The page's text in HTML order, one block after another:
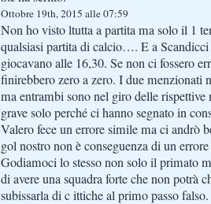
Ottobre 19th, 2015 alle 07:59
Non ho visto ltutta a partita ma solo il 1
qualsiasi partita di calcio…. E a
giocavano alle 16,30. Se non ci fossero
finirebbero zero a zero. I due menzionati
ma entrambi sono nel giro delle
grave solo perché ci hanno segnato in
Valero fece un errore simile ma ci andrò
gol nostro non è conseguenza di un
Godiamoci lo stesso non solo il primato
di avere una squadra forte che non potrà
subissarla di c ittiche al primo passo